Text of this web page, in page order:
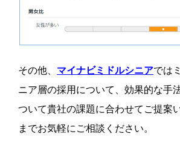
その他、 マイナビミドルシニアでは
ニア層の採用について、効果的な手
ついて貴社の課題に合わせてご提案
までお気軽にご相談ください。